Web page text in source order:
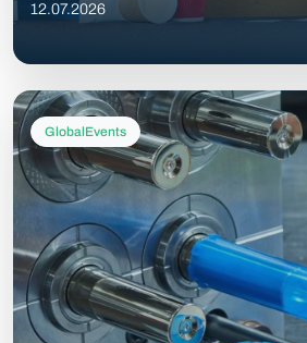
12.07.2026
GlobalEvents